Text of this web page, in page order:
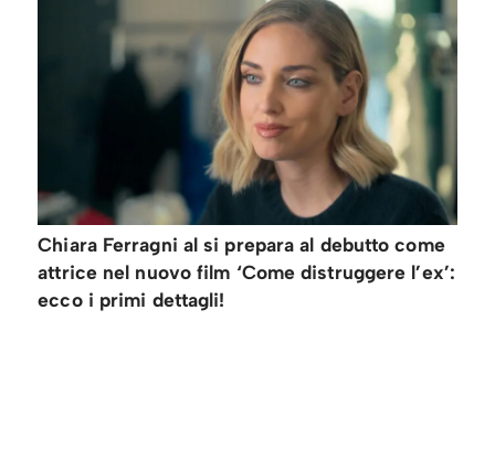
Chiara Ferragni al si prepara al debutto come
attrice nel nuovo film ‘Come distruggere l’ex’:
ecco i primi dettagli!